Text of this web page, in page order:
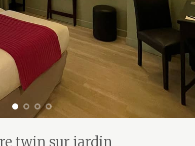
twin sur jardin